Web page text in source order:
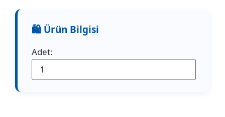
Adet: